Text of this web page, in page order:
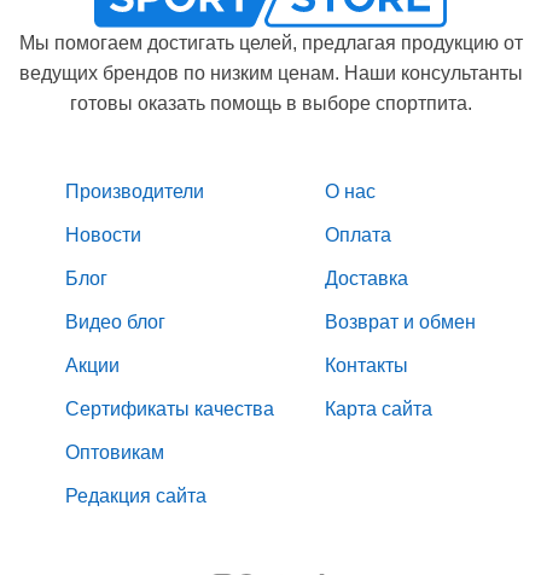
Мы помогаем достигать целей, предлагая продукцию от
ведущих брендов по низким ценам. Наши консультанты
готовы оказать помощь в выборе спортпита.
Производители
Новости
Блог
Видео блог
Акции
Сертификаты качества
Оптовикам
Редакция сайта
О нас
Оплата
Доставка
Возврат и обмен
Контакты
Карта сайта